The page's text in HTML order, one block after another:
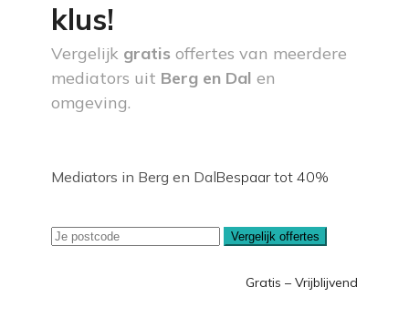
klus!
Vergelijk gratis offertes van meerdere
mediators uit Berg en Dal en
omgeving.
Mediators in Berg en DalBespaar tot 40%
Vergelijk offertes
Gratis – Vrijblijvend